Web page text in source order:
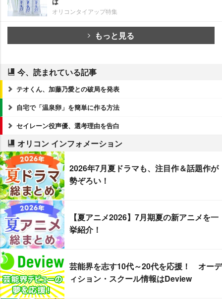
オリコンタイアップ特集
もっと見る
今、読まれている記事
テオくん、加藤乃愛との破局を発表
自宅で「温泉卵」を簡単に作る方法
セイレーン役声優、選考理由を告白
オリコン インフォメーション
2026年7月夏ドラマも、注目作＆話題作が
勢ぞろい！
【夏アニメ2026】7月期夏の新アニメを一
挙紹介！
芸能界を志す10代～20代を応援！ オーデ
ィション・スクール情報はDeview